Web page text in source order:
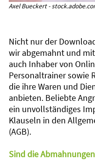
Axel Bueckert -
Nicht nur der
wir abgemahnt und
auch Inhaber von
Personaltrainer sowie
die ihre Waren und
anbieten. Beliebte
ein unvollständiges
Klauseln in den
(AGB).
Sind die